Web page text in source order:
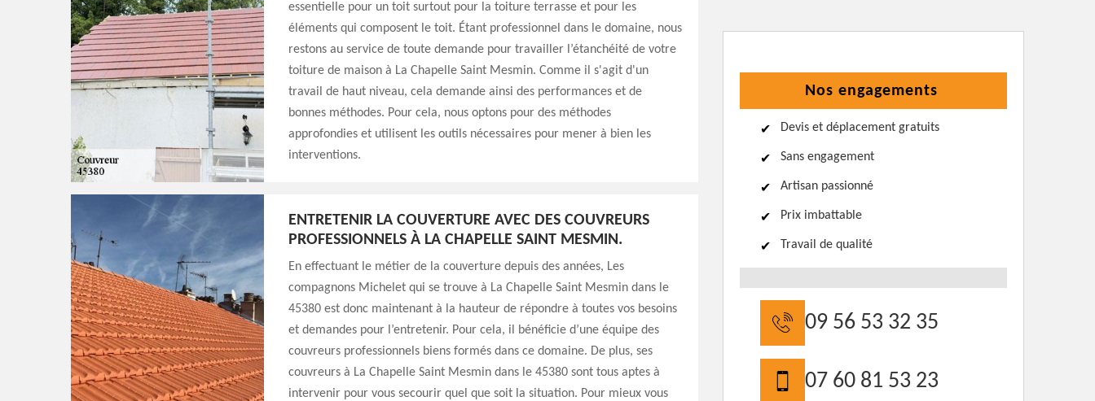
essentielle pour un toit surtout pour la toiture terrasse et pour les
éléments qui composent le toit. Étant professionnel dans le domaine, nous
restons au service de toute demande pour travailler l’étanchéité de votre
toiture de maison à La Chapelle Saint Mesmin. Comme il s'agit d'un
travail de haut niveau, cela demande ainsi des performances et de
bonnes méthodes. Pour cela, nous optons pour des méthodes
approfondies et utilisent les outils nécessaires pour mener à bien les
interventions.
ENTRETENIR LA COUVERTURE AVEC DES COUVREURS
PROFESSIONNELS À LA CHAPELLE SAINT MESMIN.
En effectuant le métier de la couverture depuis des années, Les
compagnons Michelet qui se trouve à La Chapelle Saint Mesmin dans le
45380 est donc maintenant à la hauteur de répondre à toutes vos besoins
et demandes pour l’entretenir. Pour cela, il bénéficie d’une équipe des
couvreurs professionnels biens formés dans ce domaine. De plus, ses
couvreurs à La Chapelle Saint Mesmin dans le 45380 sont tous aptes à
intervenir pour vous secourir quel que soit la situation. Pour mieux vous
Nos engagements
Devis et déplacement gratuits
Sans engagement
Artisan passionné
Prix imbattable
Travail de qualité
09 56 53 32 35
07 60 81 53 23